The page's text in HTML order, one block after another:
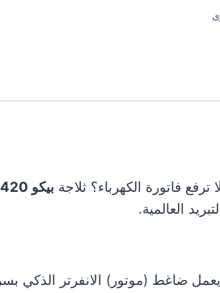
فاتورة الكهرباء؟ ثلاجة
العالمية.
ضاغط (موتور) الانفرتر الذكي